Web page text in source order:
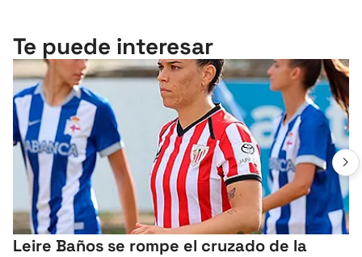
Te puede interesar
Leire Baños se rompe el cruzado de la